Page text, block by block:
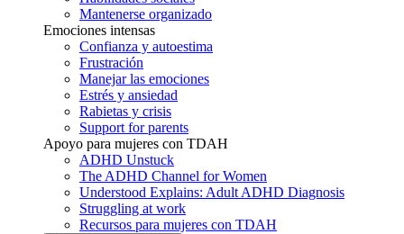
Mantenerse organizado
Emociones intensas
Confianza y autoestima
Frustración
Manejar las emociones
Estrés y ansiedad
Rabietas y crisis
Support for parents
Apoyo para mujeres con TDAH
ADHD Unstuck
The ADHD Channel for Women
Understood Explains: Adult ADHD Diagnosis
Struggling at work
Recursos para mujeres con TDAH